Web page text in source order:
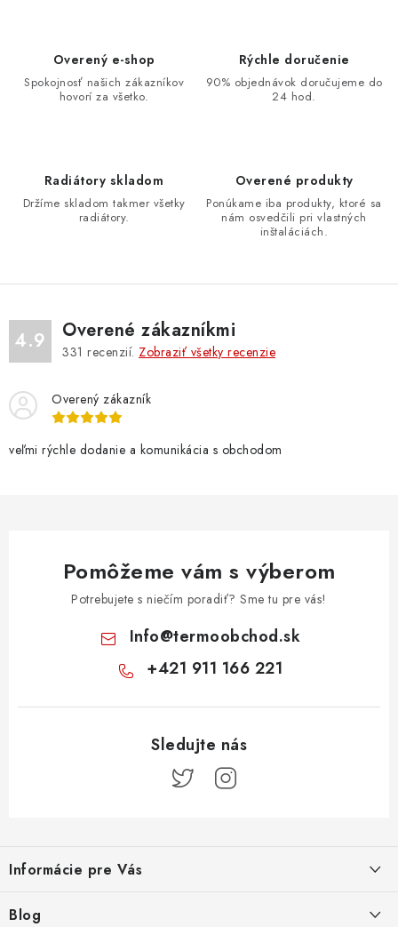
u
Overený e-shop
Spokojnosť našich zákazníkov
hovorí za všetko.
Rýchle doručenie
90% objednávok doručujeme do
24 hod.
Radiátory skladom
Držíme skladom takmer všetky
radiátory.
Overené produkty
Ponúkame iba produkty, ktoré sa
nám osvedčili pri vlastných
inštaláciách.
4.9 Overené zákazníkmi
331 recenzií. Zobraziť všetky recenzie
Overený zákazník
veľmi rýchle dodanie a komunikácia s obchodom
Pomôžeme vám s výberom
Potrebujete s niečím poradiť? Sme tu pre vás!
Info@termoobchod.sk
+421 911 166 221
p
ä
Informácie pre Vás
Blog